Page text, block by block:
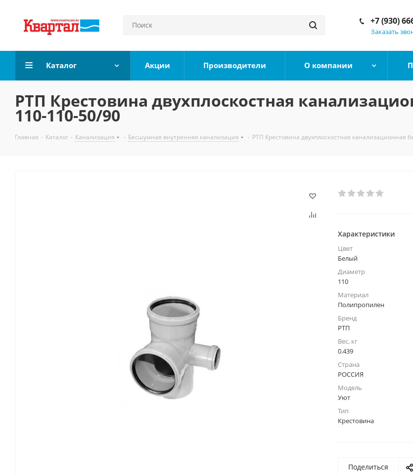
+7 (930)
Заказать
Каталог Акции Производители О компании
РТП Крестовина двухплоскостная
110-110-50/90
Главная - Каталог - Канализация - Бесшумная внутренняя канализация - РТП Крестовина двухплоскостная канализационная
Характеристики
Цвет
Белый
Диаметр
110
Материал
Полипропилен
Бренд
РТП
Вес, кг
0.439
Страна
РОССИЯ
Модель
Уют
Тип
Крестовина
Поделиться